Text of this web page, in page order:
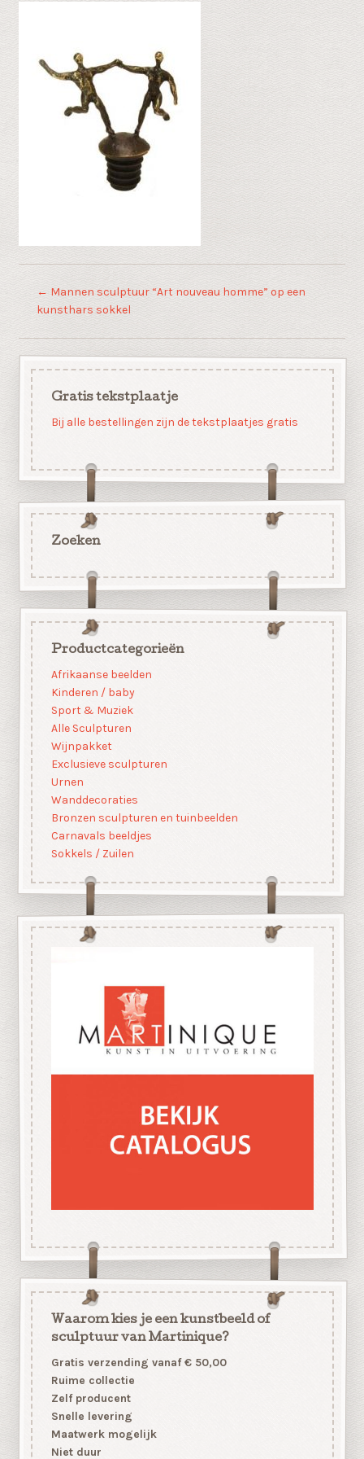
← Mannen sculptuur “Art nouveau homme” op een
kunsthars sokkel
Gratis tekstplaatje
Bij alle bestellingen zijn de tekstplaatjes gratis
Zoeken
Productcategorieën
Afrikaanse beelden
Kinderen / baby
Sport & Muziek
Alle Sculpturen
Wijnpakket
Exclusieve sculpturen
Urnen
Wanddecoraties
Bronzen sculpturen en tuinbeelden
Carnavals beeldjes
Sokkels / Zuilen
Waarom kies je een kunstbeeld of
sculptuur van Martinique?
Gratis verzending vanaf € 50,00
Ruime collectie
Zelf producent
Snelle levering
Maatwerk mogelijk
Niet duur